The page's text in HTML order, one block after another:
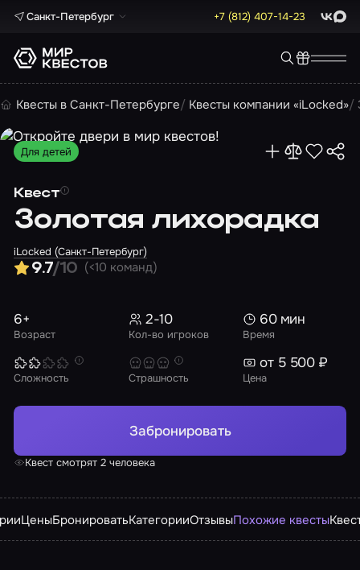
Санкт-Петербург +7 (812) 407-14-23 Max
Квесты в Санкт-Петербурге Квесты компании «iLocked»
Для детей
Квест
Золотая лихорадка
iLocked (Санкт-Петербург)
9.7/10 (<10 команд)
Возраст
6+
Кол-во игроков
2-10
Время
60 мин
Сложность Страшность Цена
от 5 500 ₽
Забронировать
Квест смотрят 2 человека
ЦеныБронироватьКатегорииОтзывыПохожие квесты